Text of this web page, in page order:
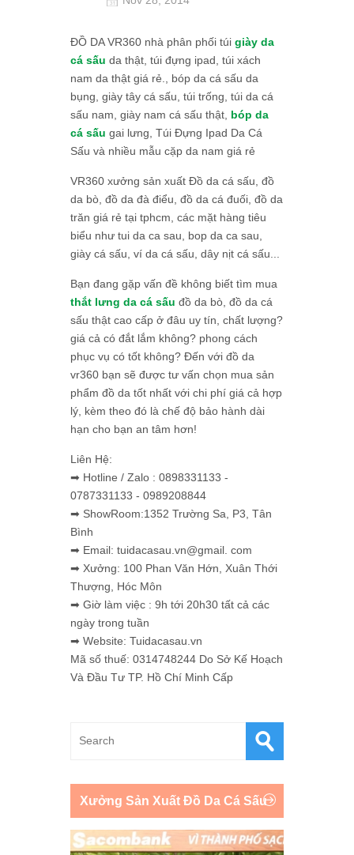
ĐỒ DA VR360 nhà phân phối túi giày da
cá sấu da thật, túi đựng ipad, túi xách
nam da thật giá rẻ., bóp da cá sấu da
bụng, giày tây cá sấu, túi trống, túi da cá
sấu nam, giày nam cá sấu thật, bóp da
cá sấu gai lưng, Túi Đựng Ipad Da Cá
Sấu và nhiều mẫu cặp da nam giá rẻ
VR360 xưởng sản xuất Đồ da cá sấu, đồ
da bò, đồ da đà điểu, đồ da cá đuối, đồ da
trăn giá rẻ tại tphcm, các mặt hàng tiêu
biểu như tui da ca sau, bop da ca sau,
giày cá sấu, ví da cá sấu, dây nịt cá sấu...
Bạn đang gặp vấn đề không biết tìm mua
thắt lưng da cá sấu đồ da bò, đồ da cá
sấu thật cao cấp ở đâu uy tín, chất lượng?
giá cả có đắt lắm không? phong cách
phục vụ có tốt không? Đến với đồ da
vr360 bạn sẽ được tư vấn chọn mua sản
phẩm đồ da tốt nhất với chi phí giá cả hợp
lý, kèm theo đó là chế độ bảo hành dài
hạn cho bạn an tâm hơn!
Liên Hệ:
➡ Hotline / Zalo : 0898331133 -
0787331133 - 0989208844
➡ ShowRoom:1352 Trường Sa, P3, Tân
Bình
➡ Email: tuidacasau.vn@gmail. com
➡ Xưởng: 100 Phan Văn Hớn, Xuân Thới
Thượng, Hóc Môn
➡ Giờ làm việc : 9h tới 20h30 tất cả các
ngày trong tuần
➡ Website: Tuidacasau.vn
Mã số thuế: 0314748244 Do Sở Kế Hoạch
Và Đầu Tư TP. Hồ Chí Minh Cấp
Xưởng Sản Xuất Đồ Da Cá Sấu